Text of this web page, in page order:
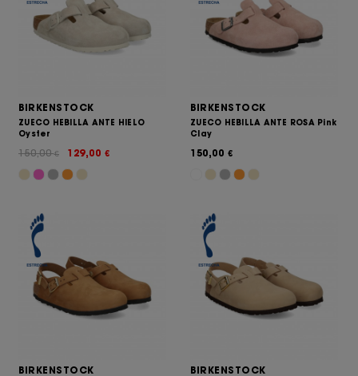
BIRKENSTOCK
ZUECO HEBILLA ANTE HIELO
Oyster
129,00 €
150,00€
BIRKENSTOCK
ZUECO HEBILLA ANTE ROSA Pink
Clay
150,00 €
BIRKENSTOCK BIRKENSTOCK